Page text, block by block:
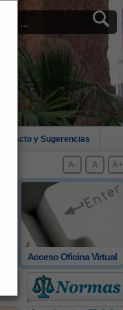
Contacto y Sugerencias
A+
A
A-
Acceso Oficina Virtual